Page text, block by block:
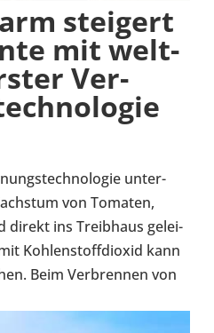
stei­gert
mit welt­
Ver­
unter­
von Tomaten,
direkt ins Treib­haus gelei­
Koh­len­stoff­di­oxid kann
Beim Ver­bren­nen von